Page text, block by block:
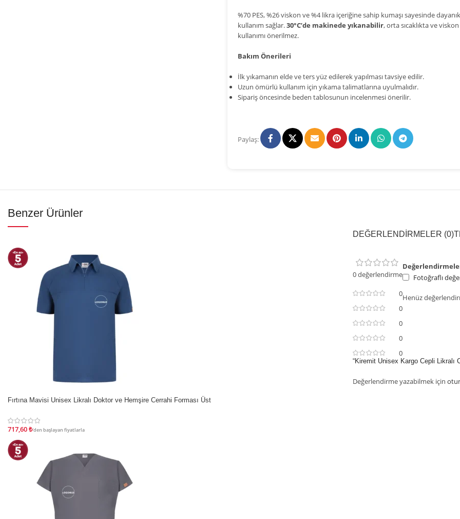
%70 PES, %26 viskon ve %4 likra içeriğine sahip kumaşı sayesinde
kullanım sağlar.30°C’de makinede yıkanabilir, orta sıcaklıkta ve
kullanımı önerilmez.
Bakım Önerileri
İlk yıkamanın elde ve ters yüz edilerek yapılması tavsiye edilir.
Uzun ömürlü kullanım için yıkama talimatlarına uyulmalıdır.
Sipariş öncesinde beden tablosunun incelenmesi önerilir.
Paylaş:
Benzer Ürünler
İndirim
Fırtına Mavisi Unisex Likralı Doktor ve Hemşire Cerrahi Forması Üst
717,60₺'den başlayan fiyatlarla
DEĞERLENDIRMELER (0)
0 değerlendirme
0
0
0
0
0
Fotoğraflı
Henüz
“Kiremit Unisex Kargo Cepli
Değerlendirme yazabilmek için